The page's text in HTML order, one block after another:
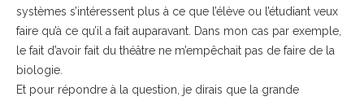
systèmes s’intéressent plus à ce que l’élève ou l’étudiant veux
faire qu’à ce qu’il a fait auparavant. Dans mon cas par exemple,
le fait d’avoir fait du théâtre ne m’empêchait pas de faire de la
biologie.
Et pour répondre à la question, je dirais que la grande